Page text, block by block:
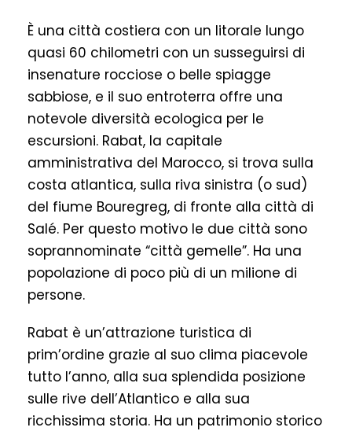
È una città costiera con un litorale lungo
quasi 60 chilometri con un susseguirsi di
insenature rocciose o belle spiagge
sabbiose, e il suo entroterra offre una
notevole diversità ecologica per le
escursioni. Rabat, la capitale
amministrativa del Marocco, si trova sulla
costa atlantica, sulla riva sinistra (o sud)
del fiume Bouregreg, di fronte alla città di
Salé. Per questo motivo le due città sono
soprannominate “città gemelle”. Ha una
popolazione di poco più di un milione di
persone.
Rabat è un’attrazione turistica di
prim’ordine grazie al suo clima piacevole
tutto l’anno, alla sua splendida posizione
sulle rive dell’Atlantico e alla sua
ricchissima storia. Ha un patrimonio storico